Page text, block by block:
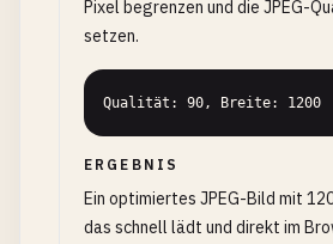
Pixel begrenzen und die JPEG-
setzen.
Qualität: 90, Breite: 1200
ERGEBNIS
Ein optimiertes JPEG-Bild mit
das schnell lädt und direkt im